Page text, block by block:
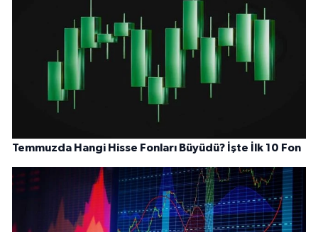
Temmuzda Hangi Hisse Fonları Büyüdü? İşte İlk 10 Fon